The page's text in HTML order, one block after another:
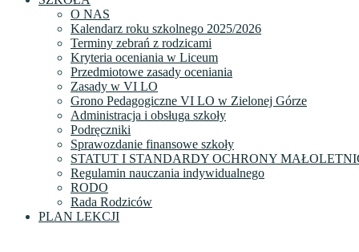
O NAS
Kalendarz roku szkolnego 2025/2026
Terminy zebrań z rodzicami
Kryteria oceniania w Liceum
Przedmiotowe zasady oceniania
Zasady w VI LO
Grono Pedagogiczne VI LO w Zielonej Górze
Administracja i obsługa szkoły
Podręczniki
Sprawozdanie finansowe szkoły
STATUT I STANDARDY OCHRONY
Regulamin nauczania indywidualnego
RODO
Rada Rodziców
PLAN LEKCJI